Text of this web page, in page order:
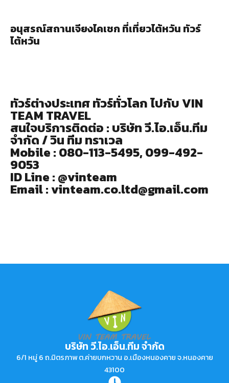
อนุสรณ์สถานเจียงไคเชก ที่เที่ยวไต้หวัน ทัวร์
ไต้หวัน
ทัวร์ต่างประเทศ ทัวร์ทั่วโลก ไปกับ VIN
TEAM TRAVEL
สนใจบริการติดต่อ : บริษัท วี.ไอ.เอ็น.ทีม
จำกัด / วิน ทีม ทราเวล
Mobile : 080-113-5495, 099-492-
9053
ID Line : @vinteam
Email : vinteam.co.ltd@gmail.com
บริษัท วี.ไอ.เอ็น.ทีม จำกัด
6/1 หมู่ 6 ถ.มิตรภาพ ต.ค่ายบกหวาน อ.เมืองหนองคาย จ.หนองคาย
43100